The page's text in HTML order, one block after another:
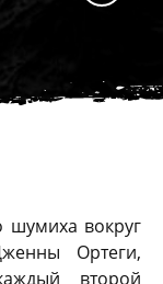
вокруг
Ортеги,
второй